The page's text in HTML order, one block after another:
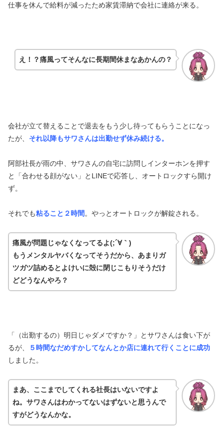
仕事を休んで給料が減ったため家賃滞納で会社に連絡が来る。
え！？痛風ってそんなに長期間休まなあかんの？
会社が立て替えることで退去をもう少し待ってもらうことになっ
たが、 それ以降もサワさんは出勤せず休み続ける。
阿部社長が雨の中、サワさんの自宅に訪問しインターホンを押す
と「合わせる顔がない」とLINEで応答し、オートロックすら開け
ず。
それでも粘ること２時間 。やっとオートロックが解錠される。
痛風が問題じゃなくなってるよ(;´∀｀)
もうメンタルヤバくなってそうだから、あまりガ
ツガツ詰めるとよけいに殻に閉じこもりそうだけ
どどうなんやろ？
「（出勤するの）明日じゃダメですか？」とサワさんは食い下が
るが、
５時間なだめすかしてなんとか店に連れて行くことに成功
しました。
まあ、ここまでしてくれる社長はいないですよ
ね。サワさんはわかってないはずないと思うんで
すがどうなんかな。